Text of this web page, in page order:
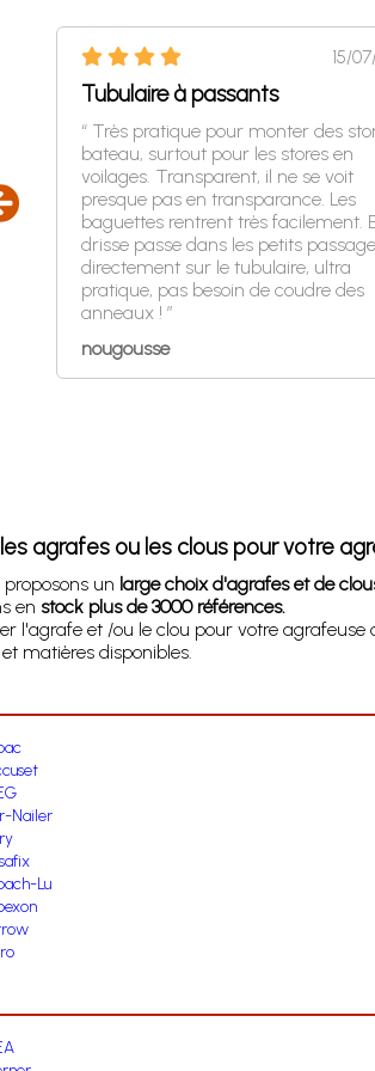
15/
Tubulaire à passants
“ Très pratique pour monter des
bateau, surtout pour les stores en
voilages. Transparent, il ne se voit
presque pas en transparance. Les
baguettes rentrent très facilement.
drisse passe dans les petits
directement sur le tubulaire, ultra
pratique, pas besoin de coudre des
anneaux ! ”
nougousse
agrafes ou les clous pour votre
proposons un large choix d'agrafes et de
en stock plus de 3000 références.
l'agrafe et /ou le clou pour votre agrafeuse
matières disponibles.
Nailer
Lu